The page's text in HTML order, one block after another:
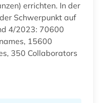
errichten. In der
Schwerpunkt auf
4/2023: 70600
15600
350 Collaborators